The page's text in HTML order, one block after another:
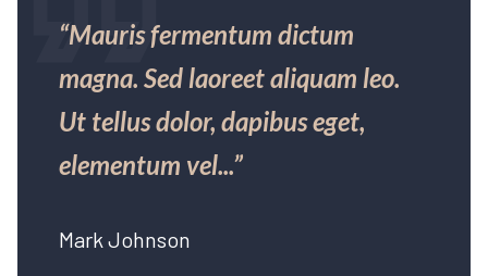
“Mauris fermentum dictum
magna. Sed laoreet aliquam leo.
Ut tellus dolor, dapibus eget,
elementum vel...”
Mark Johnson